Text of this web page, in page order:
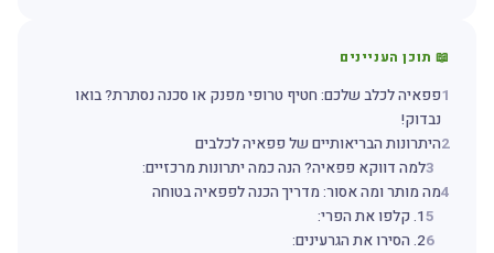
📖 תוכן העניינים
פפאיה לכלב שלכם: חטיף טרופי מפנק או סכנה נסתרת? בואו
נבדוק!
2היתרונות הבריאותיים של פפאיה לכלבים
למה דווקא פפאיה? הנה כמה יתרונות מרכזיים:
מה מותר ומה אסור: מדריך הכנה לפפאיה בטוחה
1. קלפו את הפרי:
62. הסירו את הגרעינים: